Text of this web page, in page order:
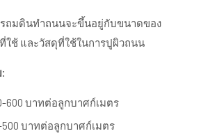
ถมดินทำถนนจะขึ้นอยู่กับขนาดของ
ช้ และวัสดุที่ใช้ในการปูผิวถนน
600 บาทต่อลูกบาศก์เมตร
บาทต่อลูกบาศก์เมตร